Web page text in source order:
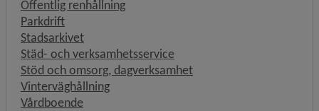
Offentlig renhållning
Parkdrift
Stadsarkivet
Städ- och verksamhetsservice
Stöd och omsorg, dagverksamhet
Vinterväghållning
Vårdboende